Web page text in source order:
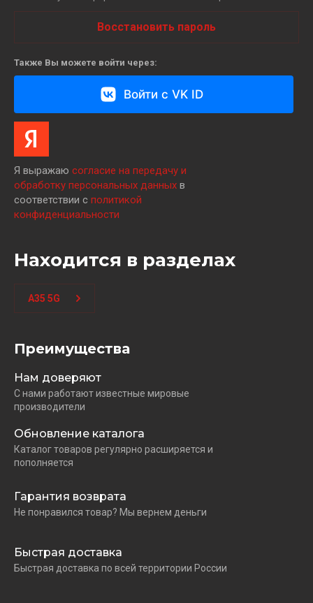
Восстановить пароль
Также Вы можете войти через:
Войти с VK ID
Я выражаю согласие на передачу и
обработку персональных данных в
соответствии с политикой
конфиденциальности
Находится в разделах
A35 5G
Преимущества
Нам доверяют
С нами работают известные мировые
производители
Обновление каталога
Каталог товаров регулярно расширяется и
пополняется
Гарантия возврата
Не понравился товар? Мы вернем деньги
Быстрая доставка
Быстрая доставка по всей территории России